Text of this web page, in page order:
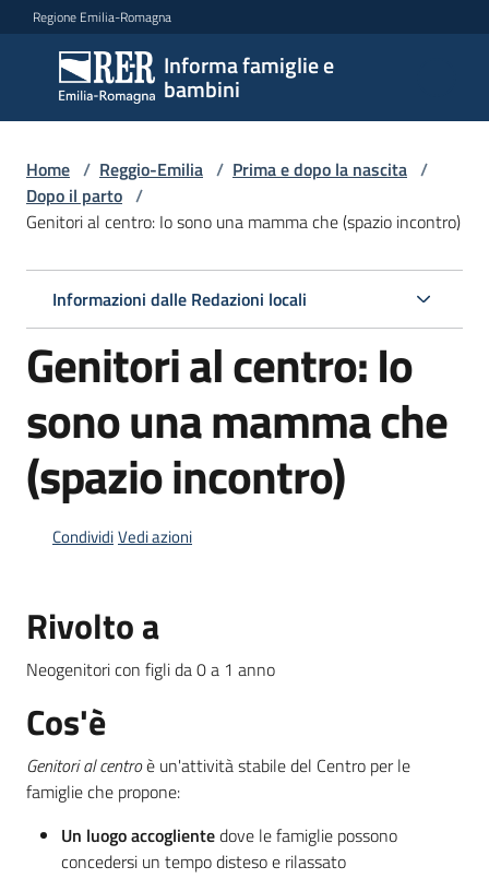
Vai al contenuto
Vai alla navigazione
Vai al footer
Regione Emilia-Romagna
Informa famiglie e
bambini
Informa
famiglie
e
bambini
per
le
famiglie
Newsletter
Home / Reggio-Emilia / Prima e dopo la nascita /
Dopo il parto /
Genitori al centro: Io sono una mamma che (spazio incontro)
Informazioni dalle Redazioni locali
Genitori al centro: Io
sono una mamma che
(spazio incontro)
CondividiVedi azioni
Rivolto a
Neogenitori con figli da 0 a 1 anno
Cos'è
Genitori al centroè un'attività stabile del Centro per le
famiglie che propone:
Un luogo accoglientedove le famiglie possono
concedersi un tempo disteso e rilassato